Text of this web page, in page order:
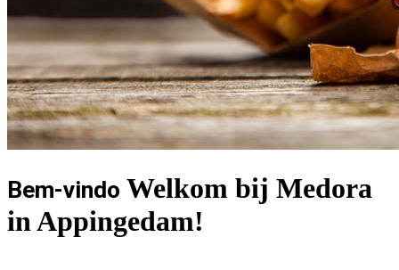
Bem-vindo Welkom bij Medora
in Appingedam!